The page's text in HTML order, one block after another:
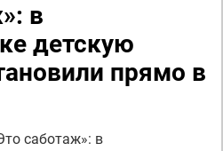
в
детскую
прямо в
саботаж»: в